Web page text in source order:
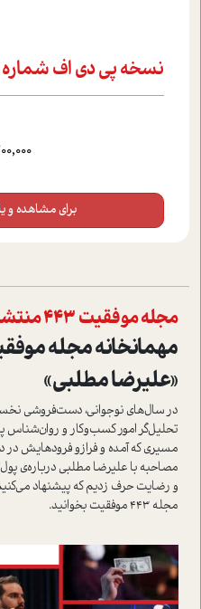
نسخه پي دي اف شماره 443
300,000
برای مشاهده و
مجله موفقیت 443 منتشر شد
مهمانخانه مجله
«علیرضا مطلبی»
در سال‌های نوجوانی، دست‌فروشی
تحلیل‌گر امور کسب‌و‌کار و روان‌شناس
مسیری که آمده و فراز‌و فرودهایش
مصاحبه با علیرضا مطلبی درباره‌ی
و رضایت حرف زدیم که پیشنهاد
مجله 443 موفقیت بخوانید.